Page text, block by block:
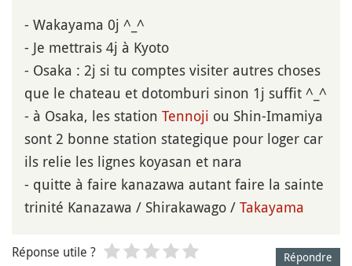
- Wakayama 0j ^_^
- Je mettrais 4j à Kyoto
- Osaka : 2j si tu comptes visiter autres choses
que le chateau et dotomburi sinon 1j suffit ^_^
- à Osaka, les station Tennoji ou Shin-Imamiya
sont 2 bonne station stategique pour loger car
ils relie les lignes koyasan et nara
- quitte à faire kanazawa autant faire la sainte
trinité Kanazawa / Shirakawago / Takayama
Répondre
Réponse utile ?